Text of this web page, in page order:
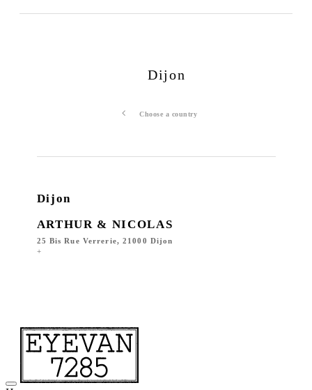
Dijon
Choose a country
Dijon
ARTHUR & NICOLAS
25 Bis Rue Verrerie, 21000 Dijon
+